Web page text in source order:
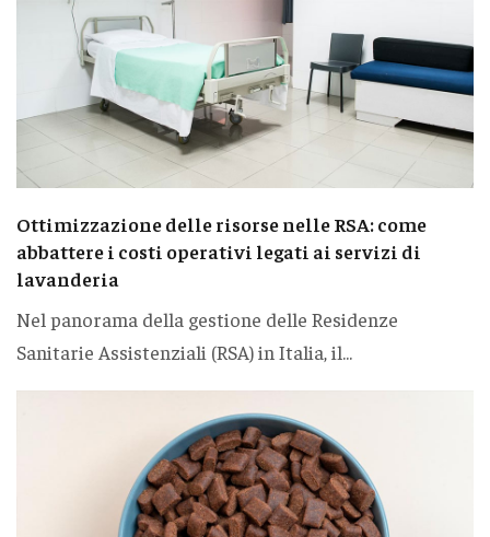
Ottimizzazione delle risorse nelle RSA: come
abbattere i costi operativi legati ai servizi di
lavanderia
Nel panorama della gestione delle Residenze
Sanitarie Assistenziali (RSA) in Italia, il...